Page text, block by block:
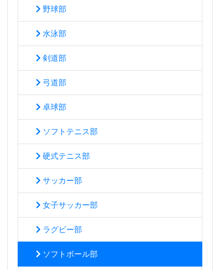
野球部
水泳部
剣道部
弓道部
卓球部
ソフトテニス部
硬式テニス部
サッカー部
女子サッカー部
ラグビー部
ソフトボール部